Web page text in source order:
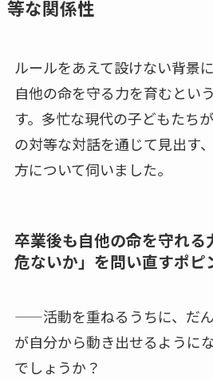
等な関係性
ルールをあえて設けない背景
自他の命を守る力を育むとい
す。多忙な現代の子どもたち
の対等な対話を通じて見出す
方について伺いました。
卒業後も自他の命を守れる
危ないか」を問い直すポピ
——活動を重ねるうちに、だ
が自分から動き出せるように
でしょうか？